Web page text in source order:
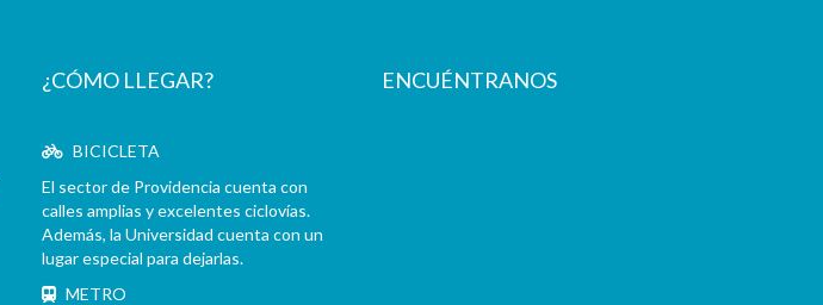
¿CÓMO LLEGAR?
BICICLETA
El sector de Providencia cuenta con
calles amplias y excelentes ciclovías.
Además, la Universidad cuenta con un
lugar especial para dejarlas.
METRO
ENCUÉNTRANOS